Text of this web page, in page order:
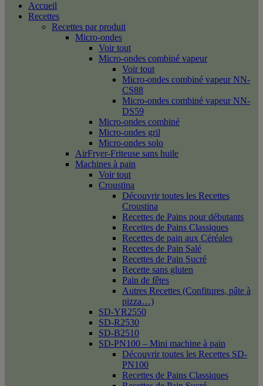
Accueil
Recettes
Recettes par produit
Micro-ondes
Voir tout
Micro-ondes combiné vapeur
Voir tout
Micro-ondes combiné vapeur NN-
CS88
Micro-ondes combiné vapeur NN-
DS59
Micro-ondes combiné
Micro-ondes gril
Micro-ondes solo
AirFryer-Friteuse sans huile
Machines à pain
Voir tout
Croustina
Découvrir toutes les Recettes
Croustina
Recettes de Pains pour débutants
Recettes de Pains Classiques
Recettes de pain aux Céréales
Recettes de Pain Salé
Recettes de Pain Sucré
Recette sans gluten
Pain de fêtes
Autres Recettes (Confitures, pâte à
pizza…)
SD-YR2550
SD-R2530
SD-B2510
SD-PN100 – Mini machine à pain
Découvrir toutes les Recettes SD-
PN100
Recettes de Pains Classiques